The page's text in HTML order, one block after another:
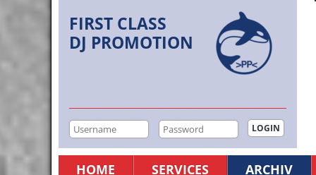
FIRST CLASS
DJ PROMOTION
HOME SERVICES ARCHIV